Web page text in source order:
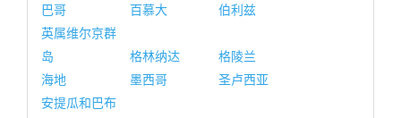
巴哥
百慕大
伯利兹
英属维尔京群
岛
格林纳达
格陵兰
海地
墨西哥
圣卢西亚
安提瓜和巴布